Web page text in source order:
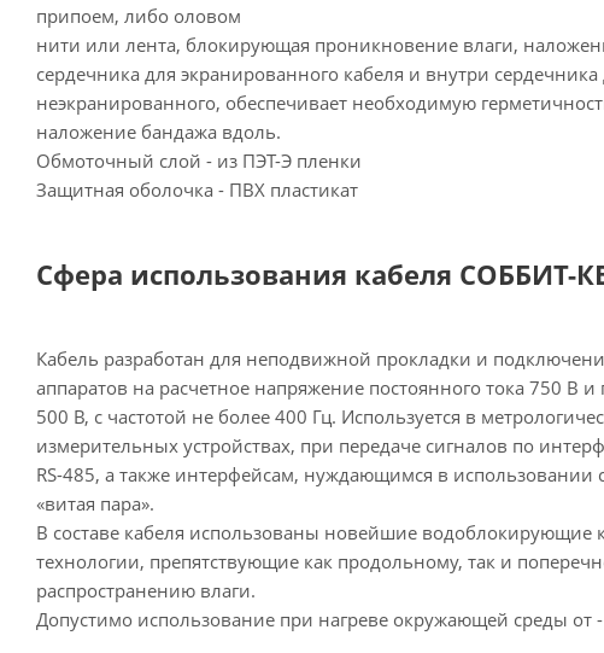
припоем, либо оловом
нити или лента, блокирующая проникновение влаги,
сердечника для экранированного кабеля и внутри сердечника
неэкранированного, обеспечивает необходимую
наложение бандажа вдоль.
Обмоточный слой - из ПЭТ-Э пленки
Защитная оболочка - ПВХ пластикат
Сфера использования кабеля СОББИТ-
Кабель разработан для неподвижной прокладки и
аппаратов на расчетное напряжение постоянного тока 750 В и
500 В, с частотой не более 400 Гц. Используется в
измерительных устройствах, при передаче сигналов по
RS-485, а также интерфейсам, нуждающимся в использовании
«витая пара».
В составе кабеля использованы новейшие водоблокирующие
технологии, препятствующие как продольному, так и
распространению влаги.
Допустимо использование при нагреве окружающей среды от -